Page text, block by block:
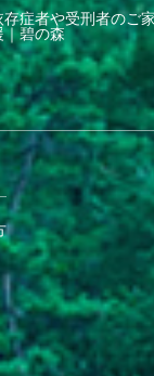
演】第76回“社会を
演】千葉大学千葉
演】大田区制80周
育指導】川越少年
演】西川口榎本ク